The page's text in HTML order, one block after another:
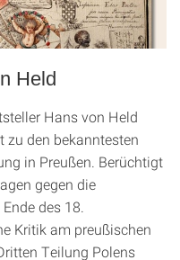
Held
Hans von Held
zu den bekanntesten
in Preußen. Berüchtigt
gegen die
des 18.
Kritik am preußischen
Teilung Polens